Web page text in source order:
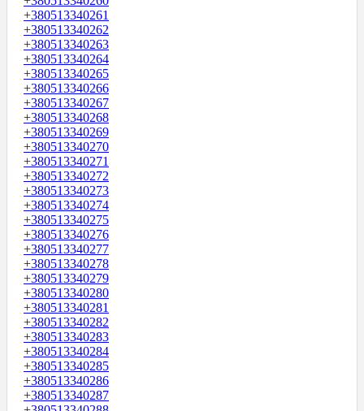
+380513340261
+380513340262
+380513340263
+380513340264
+380513340265
+380513340266
+380513340267
+380513340268
+380513340269
+380513340270
+380513340271
+380513340272
+380513340273
+380513340274
+380513340275
+380513340276
+380513340277
+380513340278
+380513340279
+380513340280
+380513340281
+380513340282
+380513340283
+380513340284
+380513340285
+380513340286
+380513340287